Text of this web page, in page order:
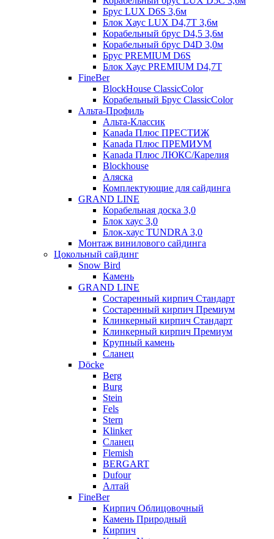
Брус LUX D6S 3,6м
Блок Хаус LUX D4,7T 3,6м
Корабельный брус D4,5 3,6м
Корабельный брус D4D 3,0м
Брус PREMIUM D6S
Блок Хаус PREMIUM D4,7T
FineBer
BlockHouse ClassicColor
Корабельный Брус ClassicColor
Альта-Профиль
Альта-Классик
Kanada Плюс ПРЕСТИЖ
Kanada Плюс ПРЕМИУМ
Kanada Плюс ЛЮКС/Карелия
Blockhouse
Аляска
Комплектующие для сайдинга
GRAND LINE
Корабельная доска 3,0
Блок хаус 3,0
Блок-хаус TUNDRA 3,0
Монтаж винилового сайдинга
Цокольный сайдинг
Snow Bird
Камень
GRAND LINE
Состаренный кирпич Стандарт
Состаренный кирпич Премиум
Клинкерный кирпич Стандарт
Клинкерный кирпич Премиум
Крупный камень
Сланец
Döcke
Berg
Burg
Stein
Fels
Stern
Klinker
Сланец
Flemish
BERGART
Dufour
Алтай
FineBer
Кирпич Облицовочный
Камень Природный
Кирпич